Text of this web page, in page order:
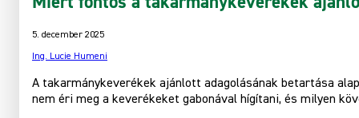
5. december 2025
Ing. Lucie Humeni
A takarmánykeverékek ajánlott adagolásának betartása
nem éri meg a keverékeket gabonával hígítani, és milyen